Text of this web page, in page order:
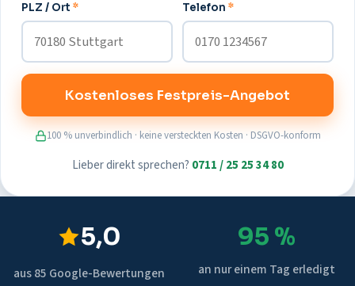
PLZ / Ort * Telefon *
Kostenloses Festpreis-Angebot
100 % unverbindlich · keine versteckten Kosten · DSGVO-konform
Lieber direkt sprechen? 0711 / 25 25 34 80
5,0
aus 85 Google-Bewertungen
95 %
an nur einem Tag erledigt